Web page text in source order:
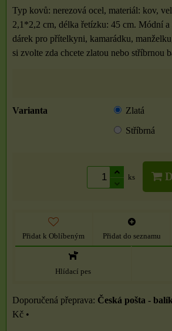
Typ kovů: nerezová ocel, materiál: kov,
2,1*2,2 cm, délka řetízku: 45 cm. Módní
dárek pro přítelkyni, kamarádku,
si zvolte zda chcete zlatou nebo stříbrnou
Varianta
Zlatá
Stříbrná
ks
Přidat k Oblíbeným Přidat do seznamu
Hlídací pes
Česká pošta -
Kč •